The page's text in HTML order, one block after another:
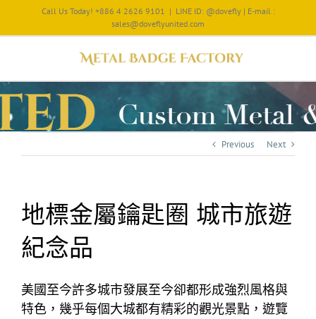
Call Us Today! +886 4 2626 9101 | LINE ID: @dovefly | E-mail :
sales@doveflyunited.com
Previous Next
地標金屬鑰匙圈 城市旅遊
紀念品
美國至今許多城市發展至今卻都形成強烈風格與
特色，幾乎每個大城都有精彩的觀光景點，遊覽